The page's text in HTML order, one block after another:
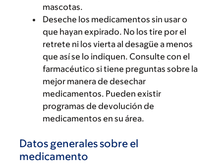
mascotas.
Deseche los medicamentos sin usar o
que hayan expirado. No los tire por el
retrete ni los vierta al desagüe a menos
que así se lo indiquen. Consulte con el
farmacéutico si tiene preguntas sobre la
mejor manera de desechar
medicamentos. Pueden existir
programas de devolución de
medicamentos en su área.
Datos generales sobre el
medicamento